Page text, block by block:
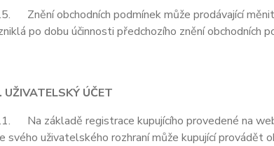
Znění obchodních podmínek může prodávající
po dobu účinnosti předchozího znění obchodních
UŽIVATELSKÝ ÚČET
Na základě registrace kupujícího provedené na
svého uživatelského rozhraní může kupující provádět